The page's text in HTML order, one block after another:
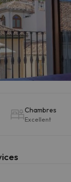
Chambres
Excellent